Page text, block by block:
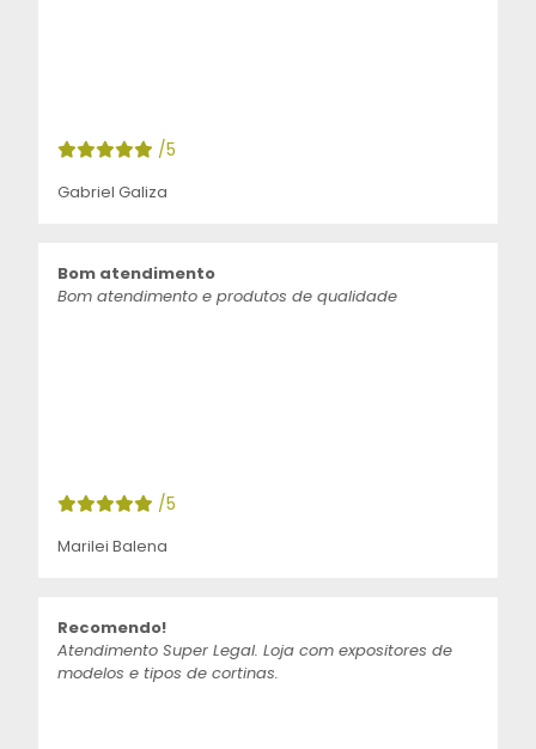
/5
Gabriel Galiza
Bom atendimento
Bom atendimento e produtos de qualidade
/5
Marilei Balena
Recomendo!
Atendimento Super Legal. Loja com expositores de
modelos e tipos de cortinas.